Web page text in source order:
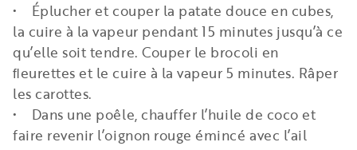
• Éplucher et couper la patate douce en cubes,
la cuire à la vapeur pendant 15 minutes jusqu’à ce
qu’elle soit tendre. Couper le brocoli en
ﬂeurettes et le cuire à la vapeur 5 minutes. Râper
les carottes.
• Dans une poêle, chauffer l’huile de coco et
faire revenir l’oignon rouge émincé avec l’ail